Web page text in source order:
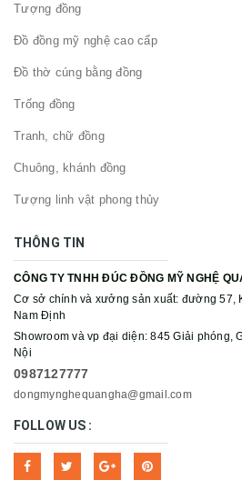
Tượng đồng
Đồ đồng mỹ nghệ cao cấp
Đồ thờ cúng bằng đồng
Trống đồng
Tranh, chữ đồng
Chuông, khánh đồng
Tượng linh vật phong thủy
THÔNG TIN
CÔNG TY TNHH ĐÚC ĐỒNG MỸ NGHỆ
Cơ sở chính và xưởng sản xuất: đường 57,
Nam Định
Showroom và vp đại diện: 845 Giải phóng,
Nội
0987127777
dongmynghequangha@gmail.com
FOLLOW US :